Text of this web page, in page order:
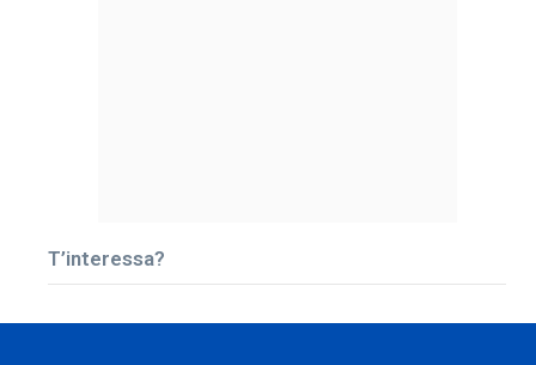
T’interessa?